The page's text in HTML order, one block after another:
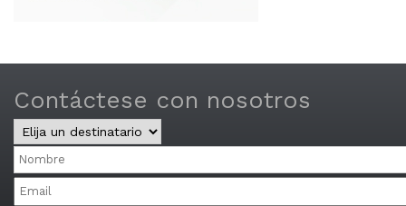
Contáctese con nosotros
Central
y
Distritos
Nombre
Email